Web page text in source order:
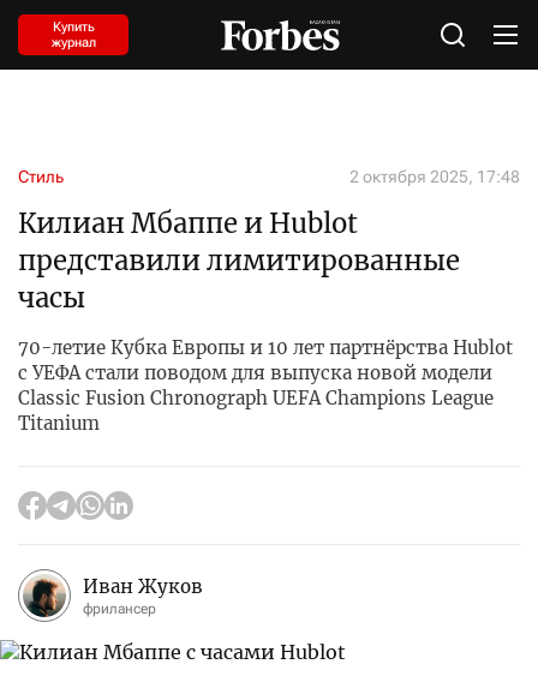
Купить
журнал
Стиль 2 октября 2025, 17:48
Килиан Мбаппе и Hublot
представили лимитированные
часы
70-летие Кубка Европы и 10 лет партнёрства Hublot
с УЕФА стали поводом для выпуска новой модели
Classic Fusion Chronograph UEFA Champions League
Titanium
Иван Жуков
фрилансер